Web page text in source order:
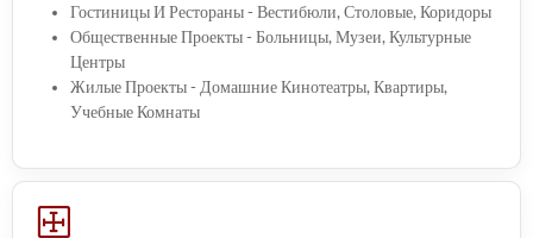
Гостиницы И Рестораны - Вестибюли, Столовые, Коридоры
Общественные Проекты - Больницы, Музеи, Культурные
Центры
Жилые Проекты - Домашние Кинотеатры, Квартиры,
Учебные Комнаты